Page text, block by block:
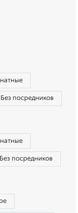
Без посредников
Без посредников